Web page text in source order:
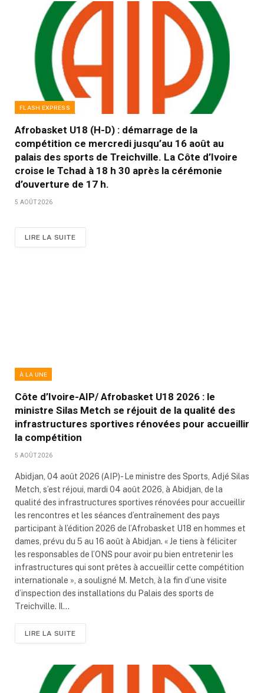
FLASH EXPRESS
Afrobasket U18 (H-D) : démarrage de la
compétition ce mercredi jusqu’au 16 août au
palais des sports de Treichville. La Côte d’Ivoire
croise le Tchad à 18 h 30 après la cérémonie
d’ouverture de 17 h.
5 AOÛT 2026
LIRE LA SUITE
À LA UNE
Côte d’Ivoire-AIP/ Afrobasket U18 2026 : le
ministre Silas Metch se réjouit de la qualité des
infrastructures sportives rénovées pour accueillir
la compétition
5 AOÛT 2026
Abidjan, 04 août 2026 (AIP)- Le ministre des Sports, Adjé Silas
Metch, s’est réjoui, mardi 04 août 2026, à Abidjan, de la
qualité des infrastructures sportives rénovées pour accueillir
les rencontres et les séances d’entraînement des pays
participant à l’édition 2026 de l’Afrobasket U18 en hommes et
dames, prévu du 5 au 16 août à Abidjan. « Je tiens à féliciter
les responsables de l’ONS pour avoir pu bien entretenir les
infrastructures qui sont prêtes à accueillir cette compétition
internationale », a souligné M. Metch, à la fin d’une visite
d’inspection des installations du Palais des sports de
Treichville. Il…
LIRE LA SUITE